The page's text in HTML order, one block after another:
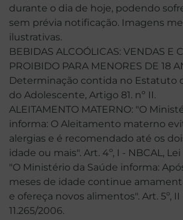
durante o dia de hoje, podendo
sem prévia notificação. Imagens
ilustrativas.
BEBIDAS ALCOÓLICAS: VENDAS E
PROIBIDO PARA MENORES DE 18
Determinação contida no Estatuto
do Adolescente, Artigo 81. nº II.
ALEITAMENTO MATERNO: "O
informa: O Aleitamento materno
alergias e é recomendado até os
idade ou mais". Art. 4º, I - NBCAL, Lei
"O Ministério da Saúde informa:
meses de idade continue
e ofereça novos alimentos". Art. 5º, II
11.265/2006.